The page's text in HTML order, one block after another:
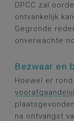
DPCC zal
ontvankelijk
Gegronde
onverwachte
Bezwaar en
Hoewel er
na ontvangst